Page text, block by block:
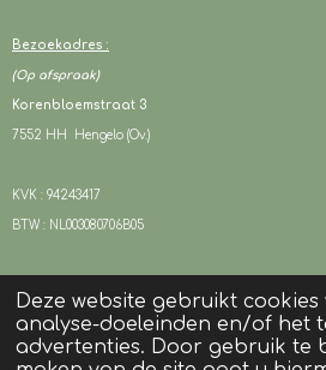
Deze website gebruikt cookies
analyse-doeleinden en/of het
advertenties. Door gebruik te
Bezoekadres :
(Op afspraak)
Korenbloemstraat 3
7552 HH Hengelo (Ov.)
KVK : 94243417
BTW : NL003080706B05
© 2024 OLD Beauties I Alle rechten voorbehouden
Powered byJouwWeb